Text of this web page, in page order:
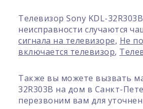
Телевизор Sony KDL-
неисправности случаются
сигнала на телевизоре, Не
включается телевизор,
Также вы можете вызвать
32R303B на дом в Санкт-
перезвоним вам для